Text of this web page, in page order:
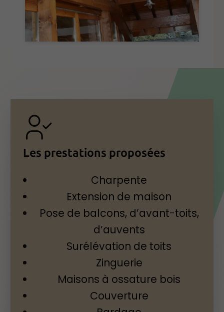
Les prestations proposées
Charpente
Extension de maison
Pose de balcons, d’avant-toits,
d’auvents
Surélévation de toits
Zinguerie
Maisons à ossature bois
Couverture